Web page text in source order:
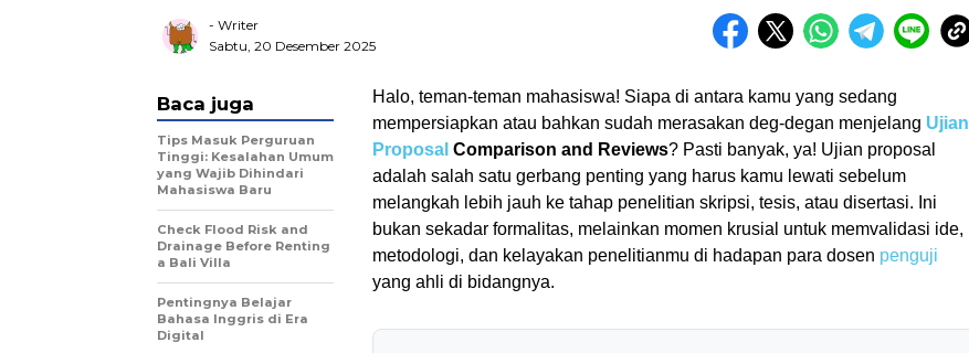
- Writer
Sabtu, 20 Desember 2025
Halo, teman-teman mahasiswa! Siapa di antara kamu yang sedang
mempersiapkan atau bahkan sudah merasakan deg-degan menjelang Ujian
Proposal Comparison and Reviews? Pasti banyak, ya! Ujian proposal
adalah salah satu gerbang penting yang harus kamu lewati sebelum
melangkah lebih jauh ke tahap penelitian skripsi, tesis, atau disertasi. Ini
bukan sekadar formalitas, melainkan momen krusial untuk memvalidasi ide,
metodologi, dan kelayakan penelitianmu di hadapan para dosen penguji
yang ahli di bidangnya.
Baca juga
Tips Masuk Perguruan
Tinggi: Kesalahan Umum
yang Wajib Dihindari
Mahasiswa Baru
Check Flood Risk and
Drainage Before Renting
a Bali Villa
Pentingnya Belajar
Bahasa Inggris di Era
Digital